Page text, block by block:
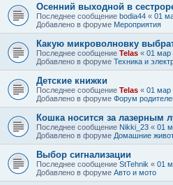
Осенний выходной в
Последнее сообщение bodia44 « 01
Добавлено в форуме Мероприятия
Какую микроволновку
Последнее сообщение Telas « 01 мар
Добавлено в форуме Техника и
Детские книжки
Последнее сообщение Telas « 01 мар
Добавлено в форуме Форум
Кошка носится за лазерным
Последнее сообщение Nikki_23 « 01
Добавлено в форуме Домашние
Выбор сигнализации
Последнее сообщение StTehnik « 01
Добавлено в форуме Авто и мото